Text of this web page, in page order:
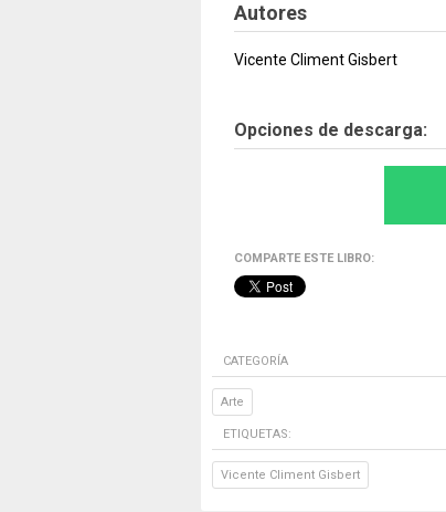
Autores
Vicente Climent Gisbert
Opciones de descarga:
COMPARTE ESTE LIBRO:
CATEGORÍA
Arte
ETIQUETAS:
Vicente Climent Gisbert